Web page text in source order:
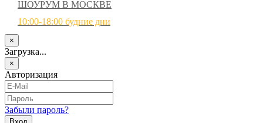
ШОУРУМ В МОСКВЕ
10:00-18:00 будние дни
×
Загрузка...
×
Авторизация
Забыли пароль?